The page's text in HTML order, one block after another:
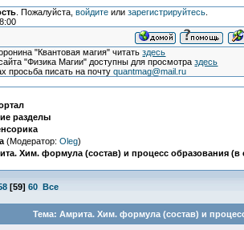
. Пожалуйста, войдитеили зарегистрируйтесь.
"Квантовая магия" читатьздесь
"Физика Магии" доступны для просмотраздесь
просьба писать на почтуquantmag@mail.ru
разделы
(Модератор: Oleg)
Хим. формула (состав) и процесс образования (в
[59] 60 Все
Тема: Амрита. Хим. формула (состав) и